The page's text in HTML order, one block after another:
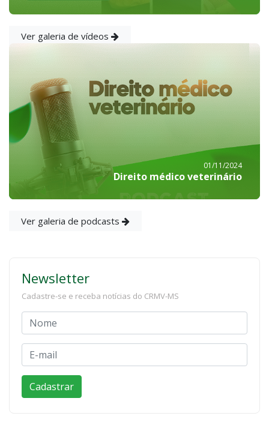
Ver galeria de vídeos
01/11/2024
Direito médico veterinário
Ver galeria de podcasts
Newsletter
Cadastre-se e receba notícias do CRMV-MS